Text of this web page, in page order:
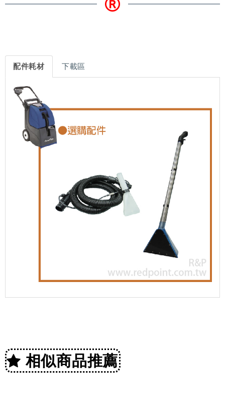
配件耗材 下載區
相似商品推薦